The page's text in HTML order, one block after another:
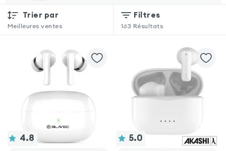
Trier par
Meilleures ventes
Filtres
163 Résultats
4.8 5.0